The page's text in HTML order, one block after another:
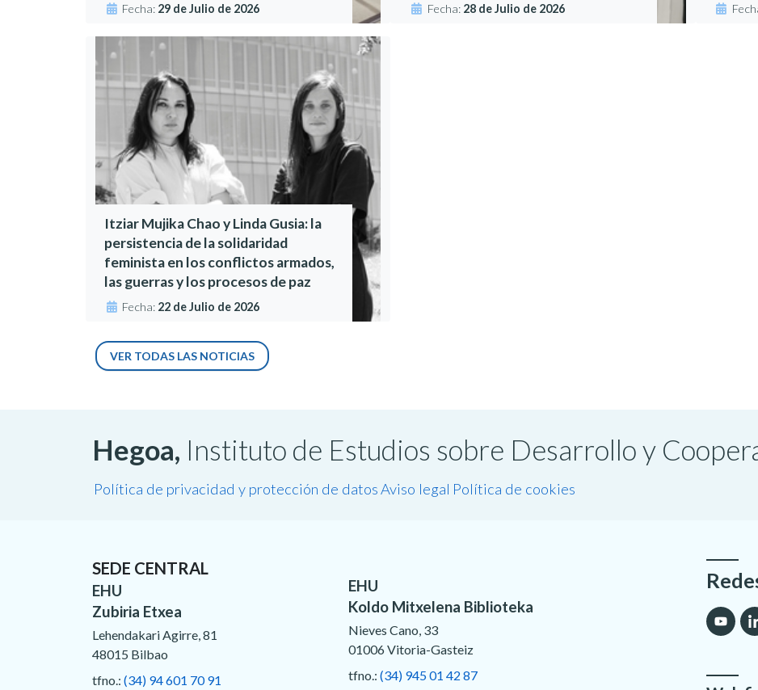
Fecha: 29 de Julio de 2026 Fecha: 28 de Julio de 2026
Itziar Mujika Chao y Linda Gusia: la
persistencia de la solidaridad
feminista en los conflictos armados,
las guerras y los procesos de paz
Fecha: 22 de Julio de 2026
VER TODAS LAS NOTICIAS
Hegoa, Instituto de Estudios sobre Desarrollo y
Política de privacidad y protección de datosAviso legal Política de cookies
SEDE CENTRAL
EHU
Zubiria Etxea
Lehendakari Agirre, 81
48015 Bilbao
tfno.: (34) 94 601 70 91
EHU
Koldo Mitxelena Biblioteka
Nieves Cano, 33
01006 Vitoria-Gasteiz
tfno.: (34) 945 01 42 87